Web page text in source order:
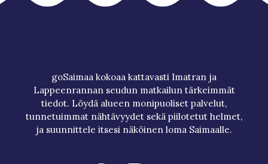
goSaimaa kokoaa kattavasti Imatran ja
Lappeenrannan seudun matkailun tärkeimmät
tiedot. Löydä alueen monipuoliset palvelut,
tunnetuimmat nähtävyydet sekä piilotetut helmet,
ja suunnittele itsesi näköinen loma Saimaalle.